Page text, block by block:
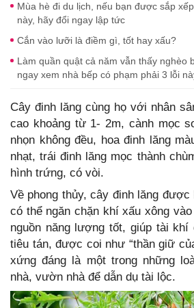
Mùa hè đi du lịch, nếu bạn được sắp
này, hãy đổi ngay lập tức
Cắn vào lưỡi là điềm gì, tốt hay xấu?
Làm quần quật cả năm vẫn thấy nghèo
ngay xem nhà bếp có phạm phải 3 lỗi
Cây đinh lăng cùng họ với nhân
cao khoảng từ 1- 2m, cành mọc
nhọn không đều, hoa đinh lăng
nhạt, trái đinh lăng mọc thành
hình trứng, có vòi.
Về phong thủy, cây đinh lăng
có thể ngăn chặn khí xấu xông
nguồn năng lượng tốt, giúp tài
tiêu tán, được coi như “thần giữ
xứng đáng là một trong những
nhà, vườn nhà để dẫn dụ tài lộc.